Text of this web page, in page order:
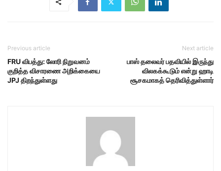
Previous article
FRU விபத்து: லோரி நிறுவனம்
குறித்த விசாரணை அறிக்கையை
JPJ திறந்துள்ளது
Next article
பாஸ் தலைவர் பதவியில் இருந்து
விலகக்கூடும் என்று ஹாடி
சூசகமாகத் தெரிவித்துள்ளார்